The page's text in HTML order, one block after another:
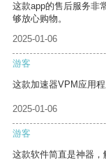
这款app的售后服务非
够放心购物。
2025-01-06
游客
这款加速器VPM应用
2025-01-06
游客
这款软件简直是神器，